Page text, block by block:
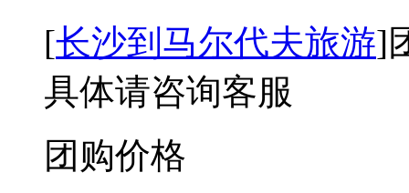
[长沙到马尔代夫旅游]
具体请咨询客服
团购价格